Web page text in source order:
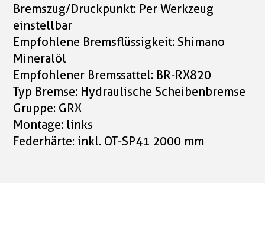
Bremszug/Druckpunkt: Per Werkzeug
einstellbar
Empfohlene Bremsflüssigkeit: Shimano
Mineralöl
Empfohlener Bremssattel: BR-RX820
Typ Bremse: Hydraulische Scheibenbremse
Gruppe: GRX
Montage: links
Federhärte: inkl. OT-SP41 2000 mm